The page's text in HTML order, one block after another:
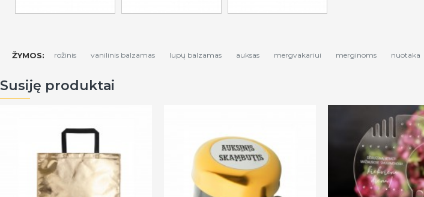
ŽYMOS: rožinis vanilinis balzamas lupų balzamas auksas mergvakariui merginoms nuotaka
Susiję produktai